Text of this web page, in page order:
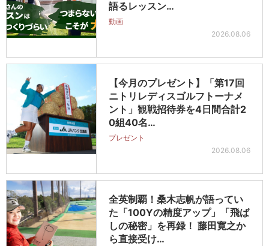
語るレッスン…
動画
2026.08.06
【今月のプレゼント】「第17回
ニトリレディスゴルフトーナメ
ント」観戦招待券を4日間合計2
0組40名…
プレゼント
2026.08.06
全英制覇！桑木志帆が語ってい
た「100Yの精度アップ」「飛ば
しの秘密」を再録！ 藤田寛之か
ら直接受け…